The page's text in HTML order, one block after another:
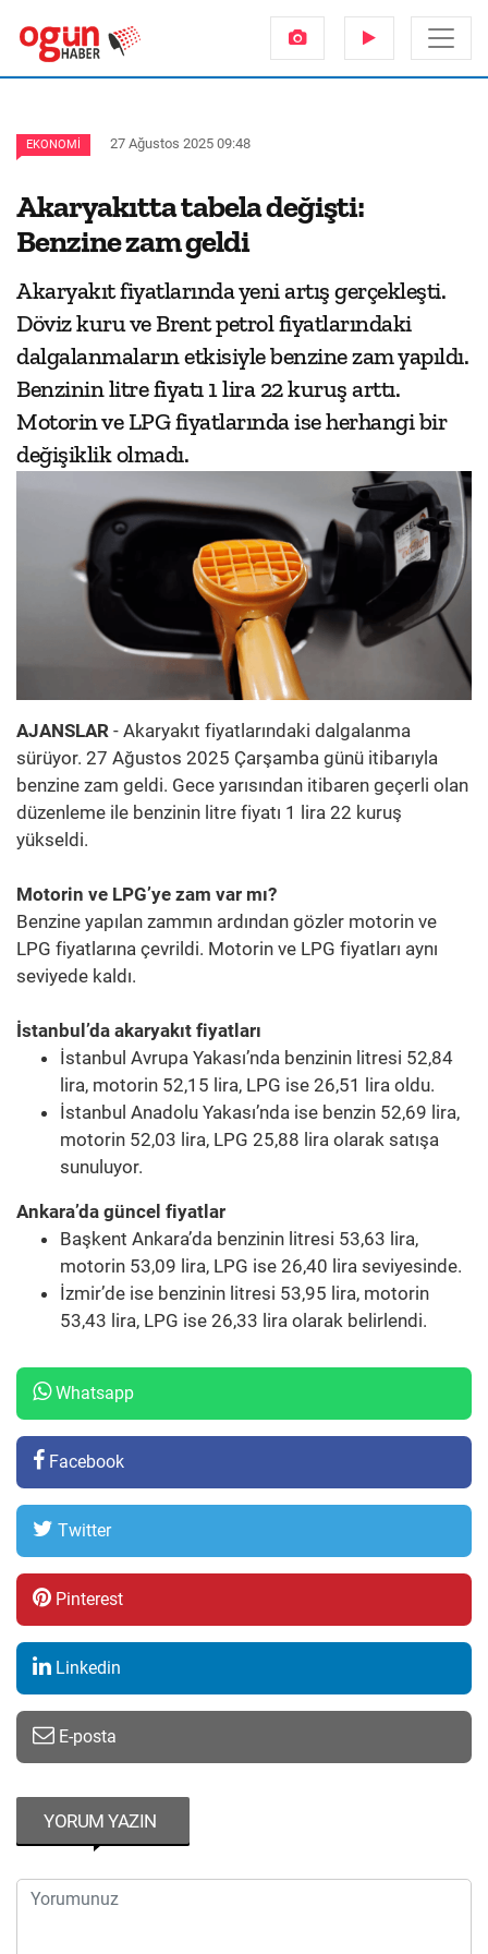
EKONOMI 27 Ağustos 2025 09:48
Akaryakıtta tabela değişti:
Benzine zam geldi
Akaryakıt fiyatlarında yeni artış gerçekleşti.
Döviz kuru ve Brent petrol fiyatlarındaki
dalgalanmaların etkisiyle benzine zam yapıldı.
Benzinin litre fiyatı 1 lira 22 kuruş arttı.
Motorin ve LPG fiyatlarında ise herhangi bir
değişiklik olmadı.
AJANSLAR - Akaryakıt fiyatlarındaki dalgalanma
sürüyor. 27 Ağustos 2025 Çarşamba günü itibarıyla
benzine zam geldi. Gece yarısından itibaren geçerli olan
düzenleme ile benzinin litre fiyatı 1 lira 22 kuruş
yükseldi.
Motorin ve LPG’ye zam var mı?
Benzine yapılan zammın ardından gözler motorin ve
LPG fiyatlarına çevrildi. Motorin ve LPG fiyatları aynı
seviyede kaldı.
İstanbul’da akaryakıt fiyatları
İstanbul Avrupa Yakası’nda benzinin litresi 52,84
lira, motorin 52,15 lira, LPG ise 26,51 lira oldu.
İstanbul Anadolu Yakası’nda ise benzin 52,69 lira,
motorin 52,03 lira, LPG 25,88 lira olarak satışa
sunuluyor.
Ankara’da güncel fiyatlar
Başkent Ankara’da benzinin litresi 53,63 lira,
motorin 53,09 lira, LPG ise 26,40 lira seviyesinde.
İzmir’de ise benzinin litresi 53,95 lira, motorin
53,43 lira, LPG ise 26,33 lira olarak belirlendi.
Whatsapp
Facebook
Twitter
Pinterest
Linkedin
E-posta
YORUM YAZIN